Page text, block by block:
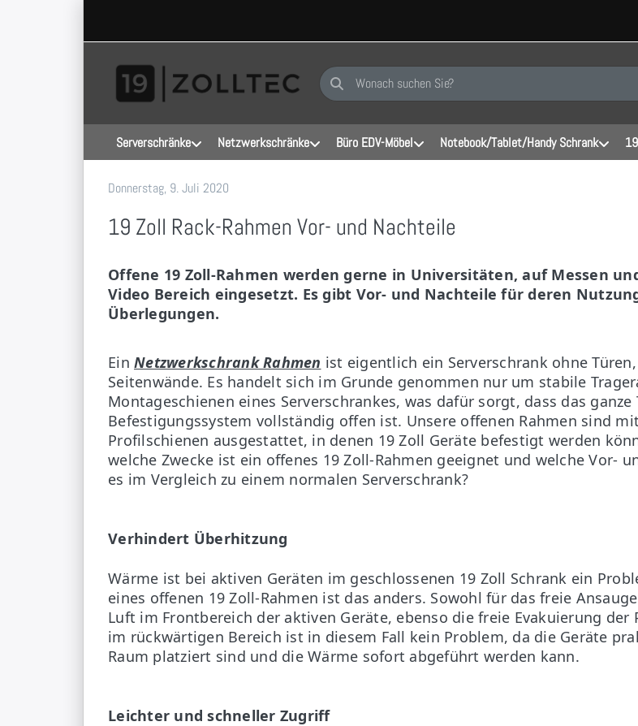
Geben Sie einen Suchbegriff ein. Während Sie tippen,
Serverschränke Netzwerkschränke Büro EDV-Möbel Notebook/Tablet/Handy Schrank
Donnerstag, 9. Juli 2020
19 Zoll-Tec GmbH
19 Zoll Rack-Rahmen Vor- und Nachteile
Offene 19 Zoll-Rahmen werden gerne in Universitäten, auf Messen
Video Bereich eingesetzt. Es gibt Vor- und Nachteile für deren
Überlegungen.
Ein Netzwerkschrank Rahmen ist eigentlich ein Serverschrank ohne
Seitenwände. Es handelt sich im Grunde genommen nur um stabile
Montageschienen eines Serverschrankes, was dafür sorgt, dass das ganze
Befestigungssystem vollständig offen ist. Unsere offenen Rahmen sind
Profilschienen ausgestattet, in denen 19 Zoll Geräte befestigt werden
welche Zwecke ist ein offenes 19 Zoll-Rahmen geeignet und welche Vor-
es im Vergleich zu einem normalen Serverschrank?
Verhindert Überhitzung
Wärme ist bei aktiven Geräten im geschlossenen 19 Zoll Schrank ein
eines offenen 19 Zoll-Rahmen ist das anders. Sowohl für das freie
Luft im Frontbereich der aktiven Geräte, ebenso die freie Evakuierung der
im rückwärtigen Bereich ist in diesem Fall kein Problem, da die Geräte
Raum platziert sind und die Wärme sofort abgeführt werden kann.
Leichter und schneller Zugriff